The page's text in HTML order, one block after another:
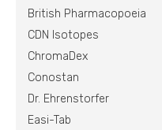
British Pharmacopoeia
CDN Isotopes
ChromaDex
Conostan
Dr. Ehrenstorfer
Easi-Tab